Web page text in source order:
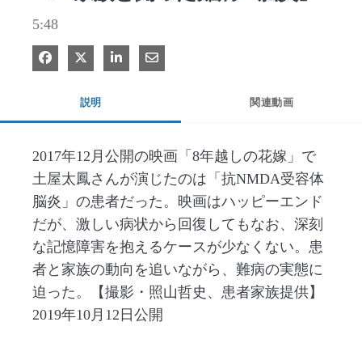
5:48
Facebook で共有
Xで共有する
LinkedIn で共有
電子メールで共有
説明 関連動画
2017年12月公開の映画「8年越しの花嫁」で
土屋太鳳さんが演じたのは「抗NMDA受容体
脳炎」の患者だった。映画はハッピーエンド
だが、激しい病状から回復してもなお、深刻
な記憶障害を抱えるケースが少なくない。患
者と家族の動向を追いながら、難病の実態に
迫った。【撮影・照山哲史、患者家族提供】
2019年10月12日公開